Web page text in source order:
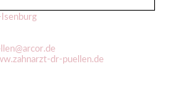
dr-puellen.de